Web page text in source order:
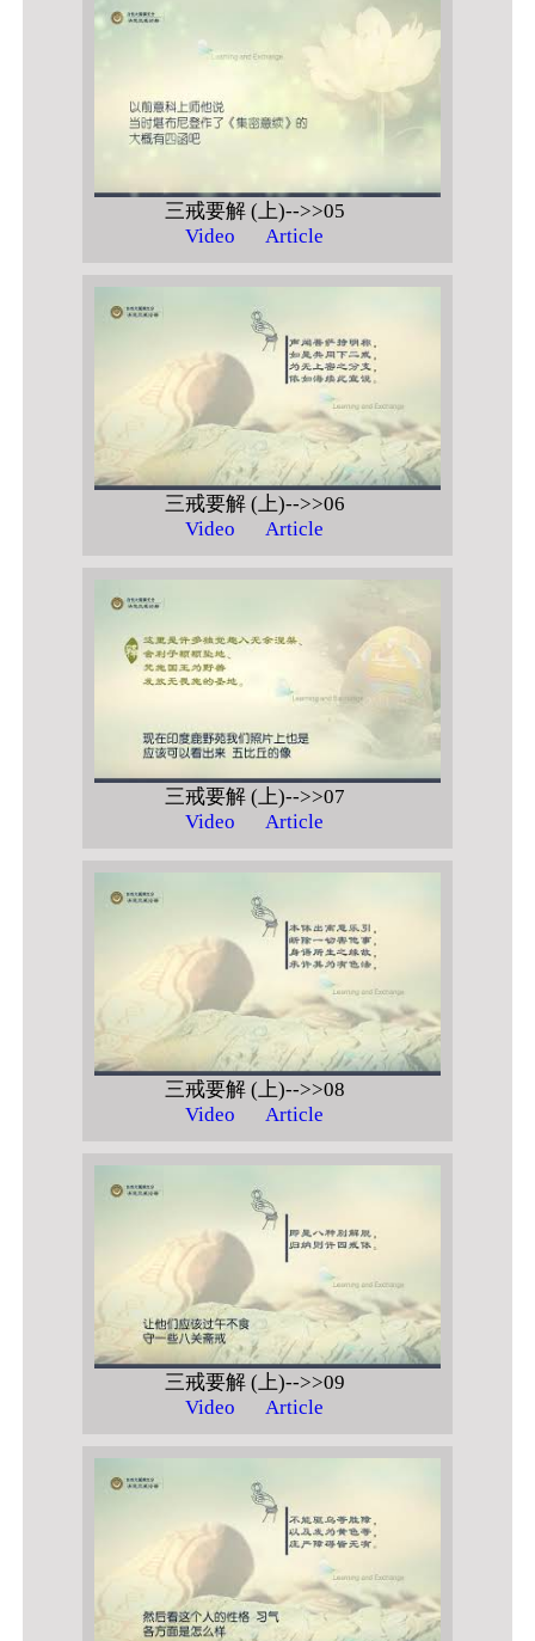
三戒要解 (上)-->>05
Video
Article
三戒要解 (上)-->>06
Video
Article
三戒要解 (上)-->>07
Video
Article
三戒要解 (上)-->>08
Video
Article
三戒要解 (上)-->>09
Video
Article